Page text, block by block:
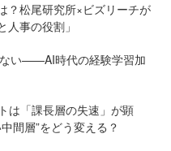
？松尾研究所×ビズリーチが
事の役割」
い——AI時代の経験学習加
は「課長層の失速」が顕
間層”をどう変える？